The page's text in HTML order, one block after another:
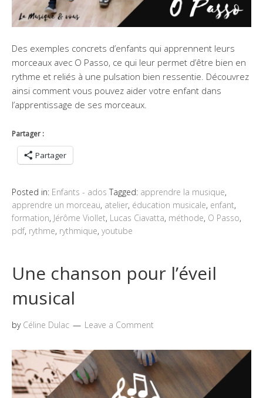
Des exemples concrets d’enfants qui apprennent leurs
morceaux avec O Passo, ce qui leur permet d’être bien en
rythme et reliés à une pulsation bien ressentie. Découvrez
ainsi comment vous pouvez aider votre enfant dans
l’apprentissage de ses morceaux.
Partager :
Partager
Posted in: Enfants - ados Tagged: apprendre la musique,
apprendre un morceau, atelier, éducation musicale, enfant,
formation, Jérôme Viollet, Lucas Ciavatta, méthode, O Passo,
pdf, rythme, rythmique, youtube
Une chanson pour l’éveil
musical
by Céline Dulac Leave a Comment